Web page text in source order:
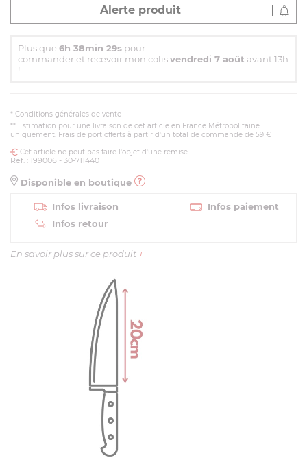
Alerte produit
Plus que 6h 38min 28s pour
commander et recevoir mon colisvendredi 7 août avant 13h
!
* Conditions générales de vente
** Estimation pour une livraison de cet article en France Métropolitaine
uniquement. Frais de port offerts à partir d'un total de commande de 59 €
Cet article ne peut pas faire l'objet d'une remise.
Réf. : 199006 - 30-711440
Disponible en boutique
Infos livraison
Infos paiement
Infos retour
En savoir plus sur ce produit +